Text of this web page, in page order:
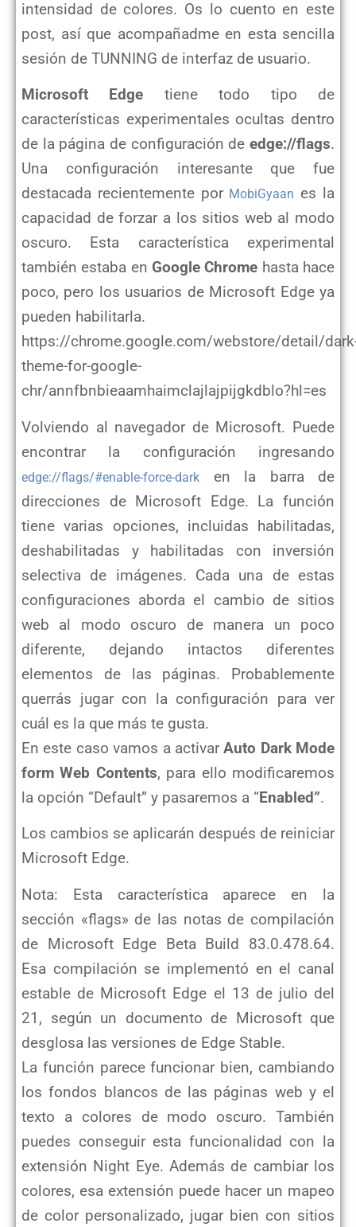
intensidad de colores. Os lo cuento en este
post, así que acompañadme en esta sencilla
sesión de TUNNING de interfaz de usuario.
Microsoft Edge tiene todo tipo de
características experimentales ocultas dentro
de la página de configuración de edge://flags.
Una configuración interesante que fue
destacada recientemente por MobiGyaan es la
capacidad de forzar a los sitios web al modo
oscuro. Esta característica experimental
también estaba en Google Chrome hasta hace
poco, pero los usuarios de Microsoft Edge ya
pueden habilitarla.
https://chrome.google.com/webstore/detail/
theme-for-google-
chr/annfbnbieaamhaimclajlajpijgkdblo?hl=es
Volviendo al navegador de Microsoft. Puede
encontrar la configuración ingresando
edge://flags/#enable-force-dark en la barra de
direcciones de Microsoft Edge. La función
tiene varias opciones, incluidas habilitadas,
deshabilitadas y habilitadas con inversión
selectiva de imágenes. Cada una de estas
configuraciones aborda el cambio de sitios
web al modo oscuro de manera un poco
diferente, dejando intactos diferentes
elementos de las páginas. Probablemente
querrás jugar con la configuración para ver
cuál es la que más te gusta.
En este caso vamos a activarAuto Dark Mode
form Web Contents, para ello modificaremos
la opción “Default” y pasaremos a “Enabled”.
Los cambios se aplicarán después de reiniciar
Microsoft Edge.
Nota: Esta característica aparece en la
sección «flags» de las notas de compilación
de Microsoft Edge Beta Build 83.0.478.64.
Esa compilación se implementó en el canal
estable de Microsoft Edge el 13 de julio del
21, según un documento de Microsoft que
desglosa las versiones de Edge Stable.
La función parece funcionar bien, cambiando
los fondos blancos de las páginas web y el
texto a colores de modo oscuro. También
puedes conseguir esta funcionalidad con la
extensión Night Eye. Además de cambiar los
colores, esa extensión puede hacer un mapeo
de color personalizado, jugar bien con sitios